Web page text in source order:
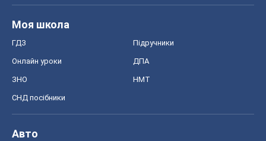
Моя школа
ГДЗ Підручники
Онлайн уроки ДПА
ЗНО НМТ
СНД посібники
Авто